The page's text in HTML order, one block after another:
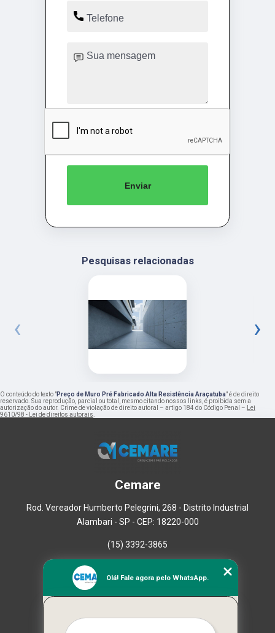
Enviar
Pesquisas relacionadas
‹ ›
O conteúdo do texto "Preço de Muro Pré Fabricado Alta Resistência Araçatuba" é de direito
reservado. Sua reprodução, parcial ou total, mesmo citando nossos links, é proibida sem a
autorização do autor. Crime de violação de direito autoral – artigo 184 do Código Penal –
Lei
9610/98 - Lei de direitos autorais
Cemare
Rod. Vereador Humberto Pelegrini, 268 - Distrito Industrial
Alambari - SP - CEP: 18220-000
(15) 3392-3865
Empresa
Missão
Olá! Fale agora pelo WhatsApp.